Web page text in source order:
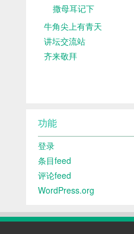
撒母耳记下
牛角尖上有青天
讲坛交流站
齐来敬拜
功能
登录
条目feed
评论feed
WordPress.org